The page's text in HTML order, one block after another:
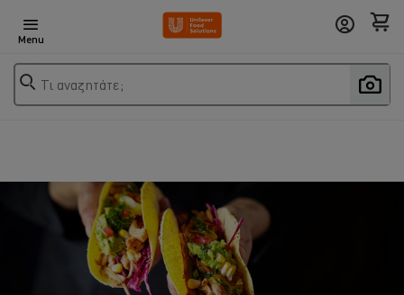
Menu
Τι αναζητάτε;